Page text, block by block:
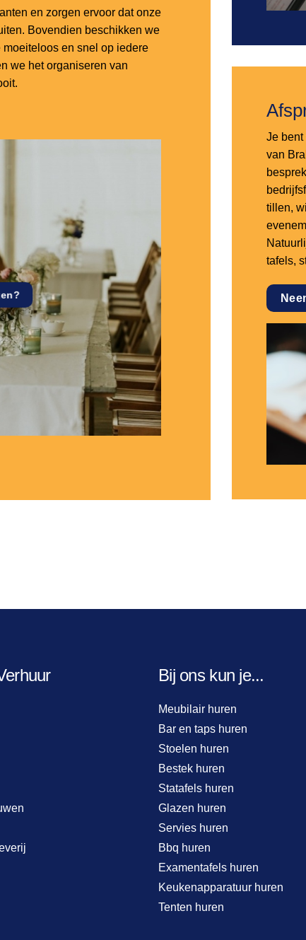
en zorgen ervoor dat onze
Bovendien beschikken we
en snel op iedere
we het organiseren van
Je
van
tillen,
tafels,
Bij ons kun je...
Meubilair huren
Bar en taps huren
Stoelen huren
Bestek huren
Statafels huren
Glazen huren
Servies huren
Bbq huren
Examentafels huren
Keukenapparatuur huren
Tenten huren